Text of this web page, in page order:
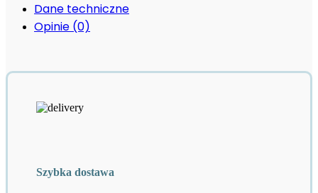
Dane techniczne
Opinie (0)
Szybka dostawa